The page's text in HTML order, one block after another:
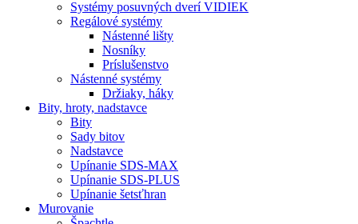
Systémy posuvných dverí VIDIEK
Regálové systémy
Nástenné lišty
Nosníky
Príslušenstvo
Nástenné systémy
Držiaky, háky
Bity, hroty, nadstavce
Bity
Sady bitov
Nadstavce
Upínanie SDS-MAX
Upínanie SDS-PLUS
Upínanie šetsťhran
Murovanie